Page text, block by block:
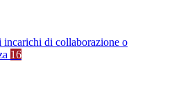
incarichi di collaborazione o
16